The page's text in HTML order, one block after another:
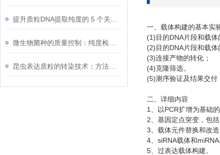
一、载体构建的基本实
(1) 目的DNA片段和载体
(2) 目的DNA片段和载体
(3)连接产物的转化；
(4)克隆筛选。
(5)测序验证及结果交付
二、详细内容
1 、以PCR扩增为基础
2、基因定点突变，包
3、载体元件替换和改
4、 siRNA载体和 miRNA
5、过表达载体构建。